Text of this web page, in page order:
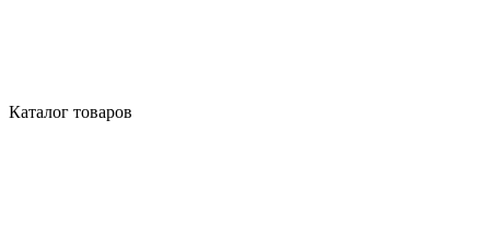
Каталог товаров